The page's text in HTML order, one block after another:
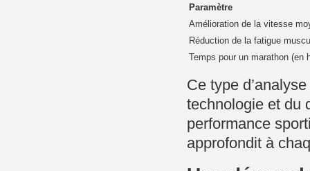
Paramètre
Amélioration de la vitesse
Réduction de la fatigue
Temps pour un marathon (en
Ce type
technologie et du
performance
approfondit à